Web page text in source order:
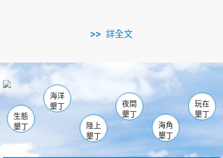
詳全文
南仁湖
海生館
恆春 佳樂水
龍鑾潭自然中心 森林遊樂區
瓊麻館
關山 墾管處遊客中心
社頂公園 風吹沙
船帆石
白砂 龍磐公園
香蕉灣
砂島
鵝鑾鼻
生態
墾丁
海洋
墾丁
陸上
墾丁
夜間
墾丁
海角
墾丁
玩在
墾丁